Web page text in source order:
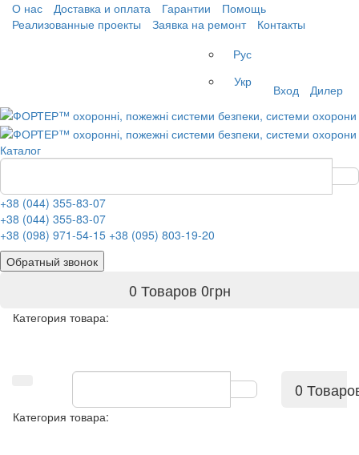
О нас Доставка и оплата Гарантии
Помощь
Реализованные проекты
Заявка на ремонт
Контакты
Рус
Укр
Вход Дилер
Каталог
+38 (044) 355-83-07
+38 (044) 355-83-07
+38 (098) 971-54-15 +38 (095) 803-19-20
Обратный звонок
0 Товаров 0грн
Категория товара:
0
Категория товара: